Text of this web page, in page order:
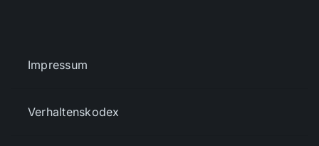
Impressum
Verhaltenskodex